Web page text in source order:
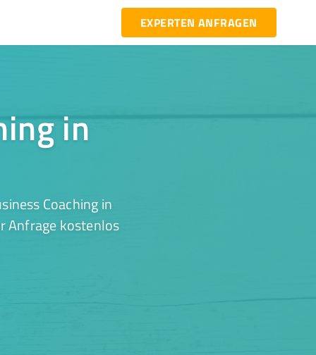
EXPERTEN ANFRAGEN
in
Coaching in
Anfrage kostenlos